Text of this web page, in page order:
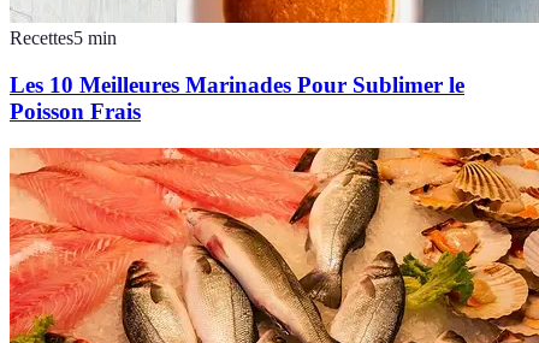
Recettes5 min
Les 10 Meilleures Marinades Pour Sublimer le
Poisson Frais